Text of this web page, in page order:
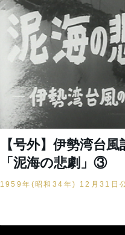
【号外】伊勢湾台
「泥海の悲劇」③
1959年(昭和34年) 12月31日